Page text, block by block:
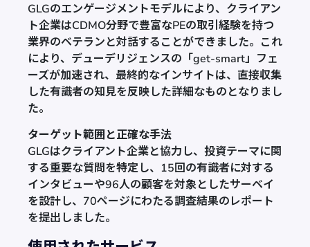
GLGのエンゲージメントモデルにより、クライアン
ト企業はCDMO分野で豊富なPEの取引経験を持つ
業界のベテランと対話することができました。これ
により、デューデリジェンスの「get-smart」フェ
ーズが加速され、最終的なインサイトは、直接収集
した有識者の知見を反映した詳細なものとなりまし
た。
ターゲット範囲と正確な手法
GLGはクライアント企業と協力し、投資テーマに関
する重要な質問を特定し、15回の有識者に対する
インタビューや96人の顧客を対象としたサーベイ
を設計し、70ページにわたる調査結果のレポート
を提出しました。